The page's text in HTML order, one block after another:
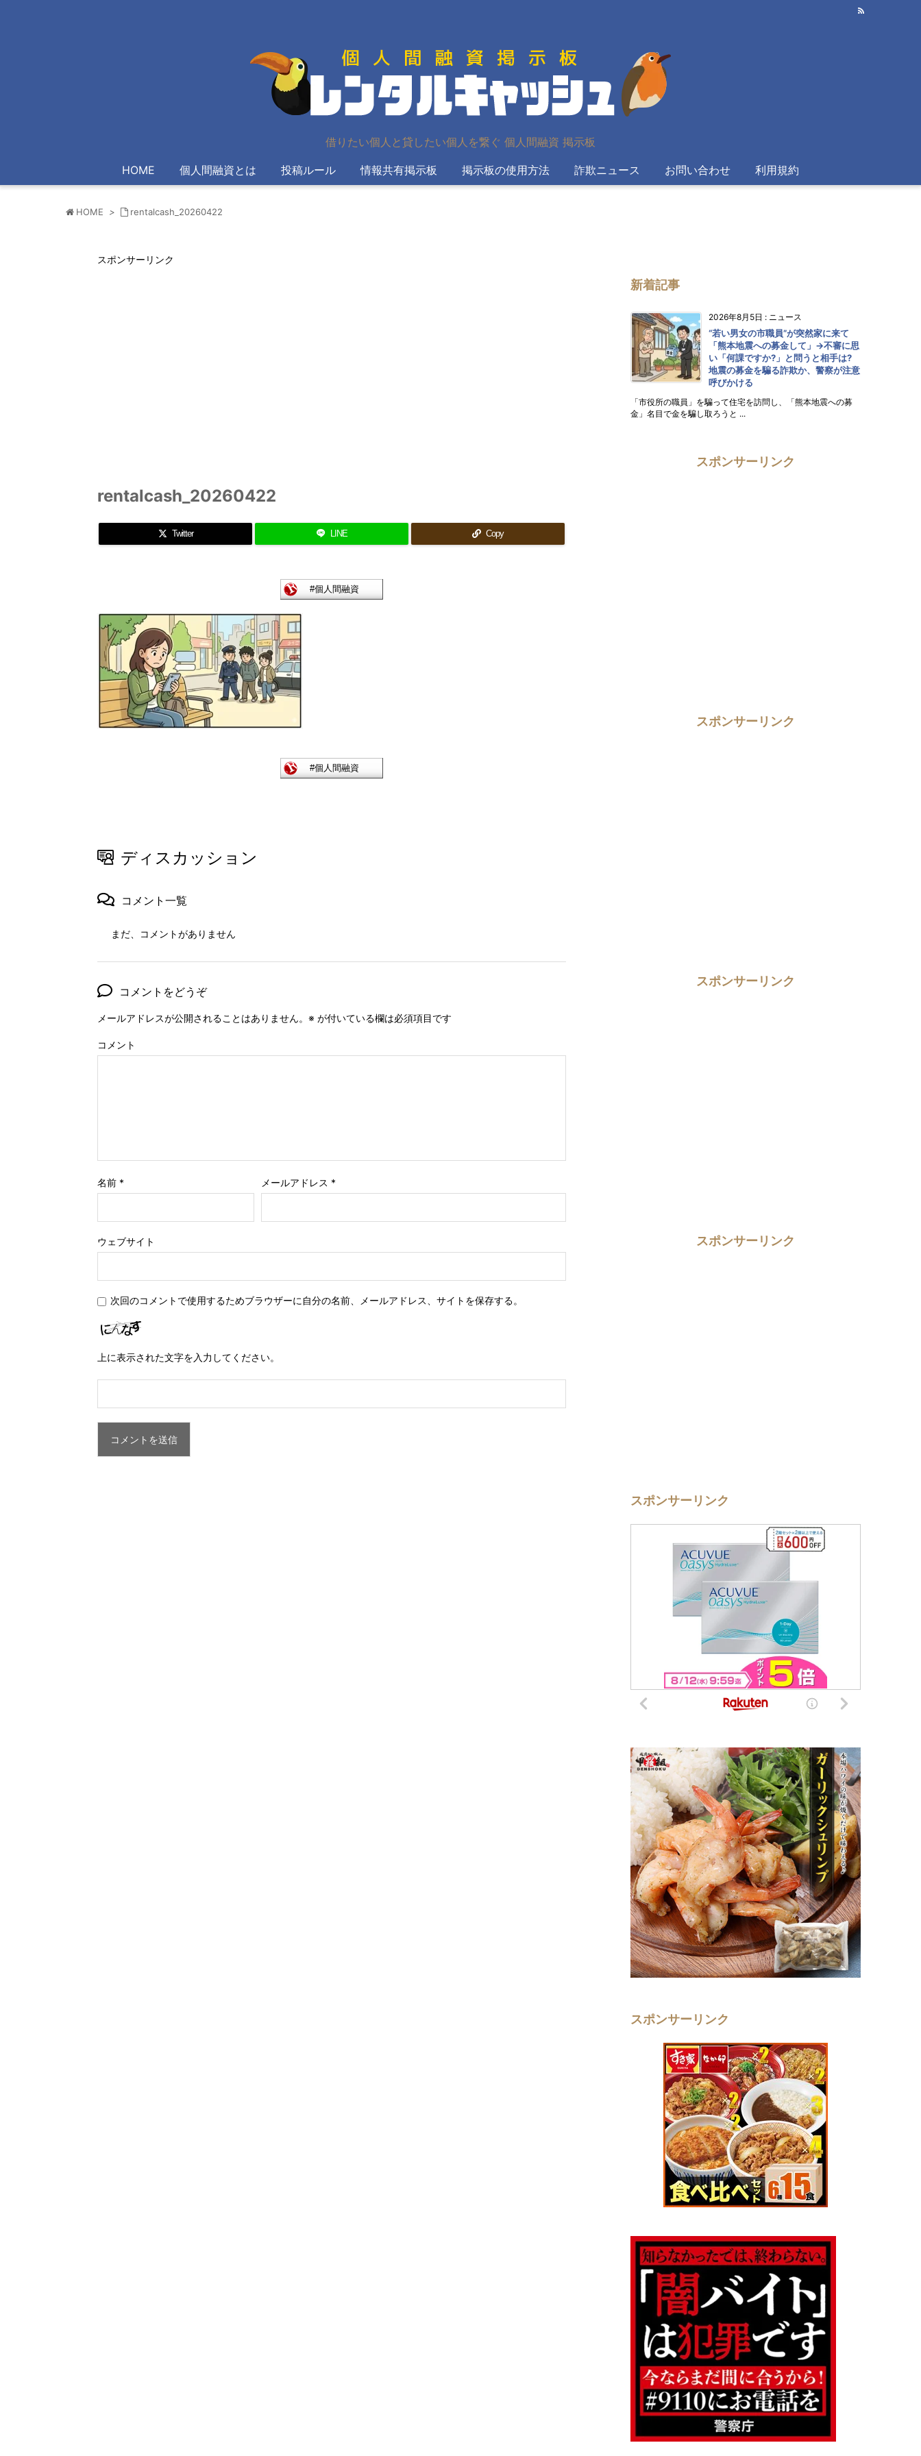
借りたい個人と貸したい個人を繋ぐ 個人間融資 掲示板
HOME 個人間融資とは 投稿ルール 情報共有掲示板 掲示板の使用方法 詐欺ニュース お問い合わせ 利用規約
HOME > rentalcash_20260422
スポンサーリンク
rentalcash_20260422
Twitter LINE Copy
ディスカッション
コメント一覧
まだ、コメントがありません
コメントをどうぞ
メールアドレスが公開されることはありません。 ※ が付いている欄は必須項目です
コメント
名前 * メールアドレス *
ウェブサイト
次回のコメントで使用するためブラウザーに自分の名前、メールアドレス、サイトを保存する。
上に表示された文字を入力してください。
新着記事
2026年8月5日 : ニュース
“若い男女の市職員”が突然家に来て
「熊本地震への募金して」→不審に思
い「何課ですか?」と問うと相手は?
地震の募金を騙る詐欺か、警察が注意
呼びかける
「市役所の職員」を騙って住宅を訪問し、「熊本地震への募
金」名目で金を騙し取ろうと ...
スポンサーリンク
スポンサーリンク
スポンサーリンク
スポンサーリンク
スポンサーリンク
スポンサーリンク